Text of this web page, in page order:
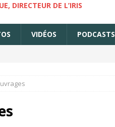
DIRECTEUR DE L’IRIS
VIDÉOS PODCASTS